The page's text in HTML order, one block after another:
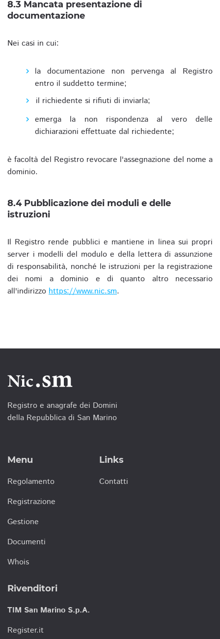
8.3 Mancata presentazione di
documentazione
Nei casi in cui:
la documentazione non pervenga al Registro
entro il suddetto termine;
il richiedente si rifiuti di inviarla;
emerga la non rispondenza al vero delle
dichiarazioni effettuate dal richiedente;
è facoltà del Registro revocare l'assegnazione del nome a
dominio.
8.4 Pubblicazione dei moduli e delle
istruzioni
Il Registro rende pubblici e mantiene in linea sui propri
server i modelli del modulo e della lettera di assunzione
di responsabilità, nonché le istruzioni per la registrazione
dei nomi a dominio e di quanto altro necessario
all'indirizzo https://www.nic.sm.
Registro e anagrafe dei Domini
della Repubblica di San Marino
Menu
Regolamento
Registrazione
Gestione
Documenti
Whois
Links
Contatti
Rivenditori
TIM San Marino S.p.A.
Register.it